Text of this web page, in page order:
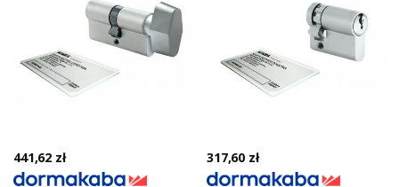
441,62 zł 317,60 zł